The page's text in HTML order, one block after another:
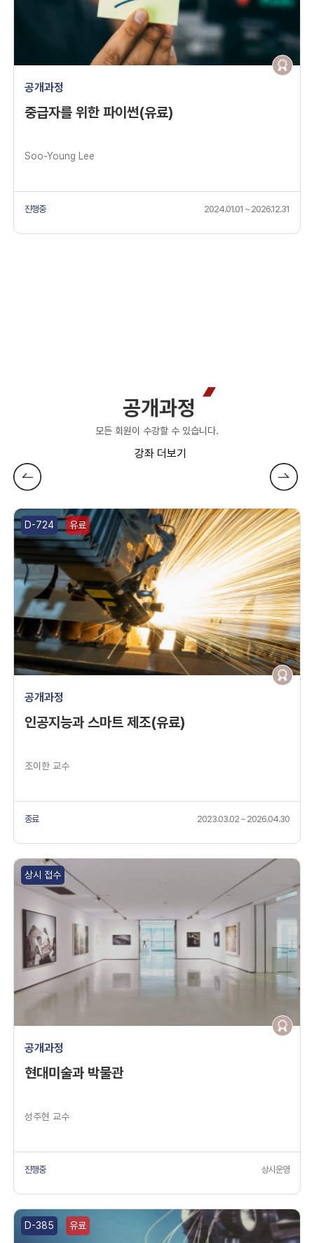
공개과정
중급자를 위한 파이썬(유료)
Soo-Young Lee
진행중 2024.01.01 ~ 2026.12.31
공개과정
모든 회원이 수강할 수 있습니다.
더보기
D-724 유료
공개과정
인공지능과 스마트 제조(유료)
조이한 교수
종료 2023.03.02 ~ 2026.04.30
상시 접수
공개과정
현대미술과 박물관
성주현 교수
진행중 상시운영
D-385 유료